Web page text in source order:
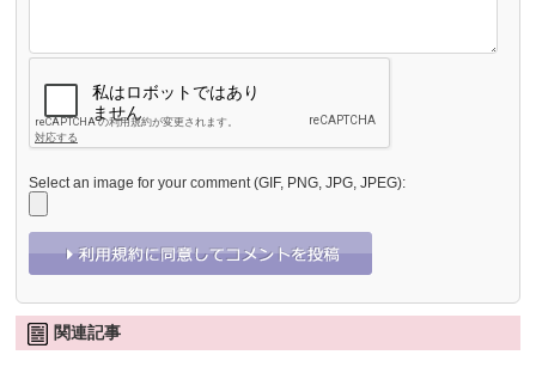
Select an image for your comment (GIF, PNG, JPG, JPEG):
関連記事